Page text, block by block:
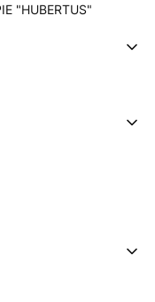
"HUBERTUS"